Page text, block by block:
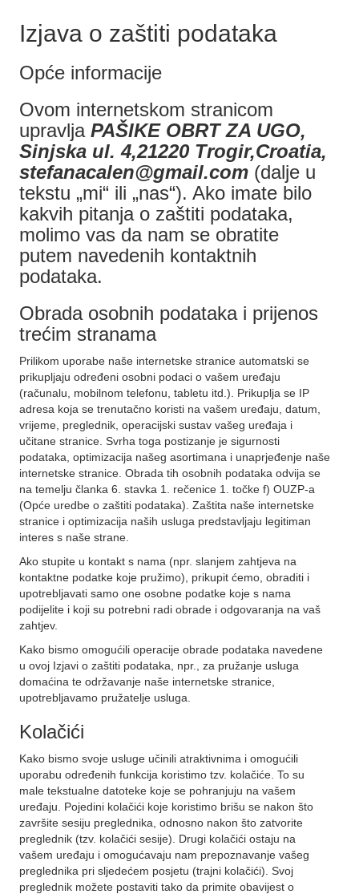
Izjava o zaštiti podataka
Opće informacije
Ovom internetskom stranicom
upravlja PAŠIKE OBRT ZA UGO,
Sinjska ul. 4,21220 Trogir,Croatia,
stefanacalen@gmail.com (dalje u
tekstu „mi“ ili „nas“). Ako imate bilo
kakvih pitanja o zaštiti podataka,
molimo vas da nam se obratite
putem navedenih kontaktnih
podataka.
Obrada osobnih podataka i prijenos
trećim stranama
Prilikom uporabe naše internetske stranice automatski se
prikupljaju određeni osobni podaci o vašem uređaju
(računalu, mobilnom telefonu, tabletu itd.). Prikuplja se IP
adresa koja se trenutačno koristi na vašem uređaju, datum,
vrijeme, preglednik, operacijski sustav vašeg uređaja i
učitane stranice. Svrha toga postizanje je sigurnosti
podataka, optimizacija našeg asortimana i unaprjeđenje naše
internetske stranice. Obrada tih osobnih podataka odvija se
na temelju članka 6. stavka 1. rečenice 1. točke f) OUZP-a
(Opće uredbe o zaštiti podataka). Zaštita naše internetske
stranice i optimizacija naših usluga predstavljaju legitiman
interes s naše strane.
Ako stupite u kontakt s nama (npr. slanjem zahtjeva na
kontaktne podatke koje pružimo), prikupit ćemo, obraditi i
upotrebljavati samo one osobne podatke koje s nama
podijelite i koji su potrebni radi obrade i odgovaranja na vaš
zahtjev.
Kako bismo omogućili operacije obrade podataka navedene
u ovoj Izjavi o zaštiti podataka, npr., za pružanje usluga
domaćina te održavanje naše internetske stranice,
upotrebljavamo pružatelje usluga.
Kolačići
Kako bismo svoje usluge učinili atraktivnima i omogućili
uporabu određenih funkcija koristimo tzv. kolačiće. To su
male tekstualne datoteke koje se pohranjuju na vašem
uređaju. Pojedini kolačići koje koristimo brišu se nakon što
završite sesiju preglednika, odnosno nakon što zatvorite
preglednik (tzv. kolačići sesije). Drugi kolačići ostaju na
vašem uređaju i omogućavaju nam prepoznavanje vašeg
preglednika pri sljedećem posjetu (trajni kolačići). Svoj
preglednik možete postaviti tako da primite obavijest o